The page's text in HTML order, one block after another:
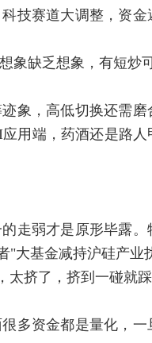
赛道大调整，资金
缺乏想象，有短炒可
，高低切换还需磨
用端，药酒还是路
弱才是原形毕露。
"大基金减持沪硅产业
挤了，挤到一碰就
资金都是量化，一